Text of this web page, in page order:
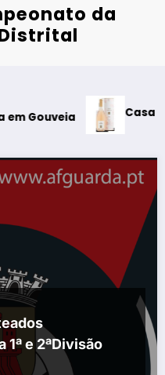
da
Casa de Santar
1ª e 2ªDivisão